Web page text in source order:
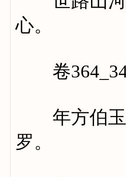
心。
卷364_34
年方伯玉
罗。